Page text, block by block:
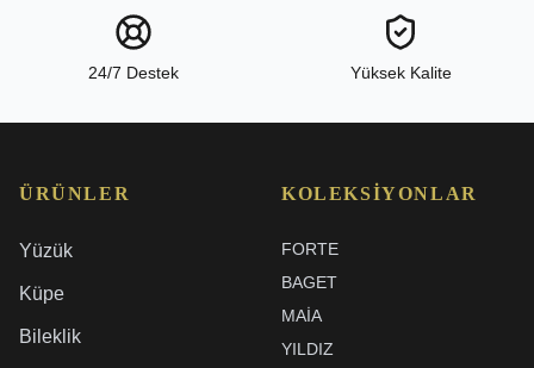
24/7 Destek Yüksek Kalite
ÜRÜNLER
Yüzük
Küpe
Bileklik
KOLEKSIYONLAR
FORTE
BAGET
MAIA
YILDIZ